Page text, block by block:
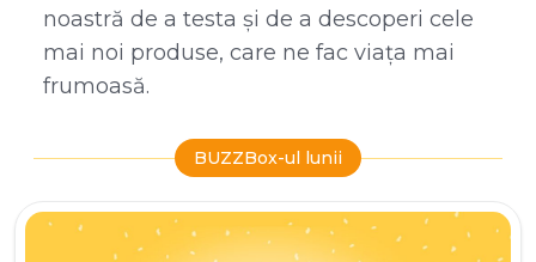
noastră de a testa și de a descoperi cele
mai noi produse, care ne fac viața mai
frumoasă.
BUZZBox-ul lunii